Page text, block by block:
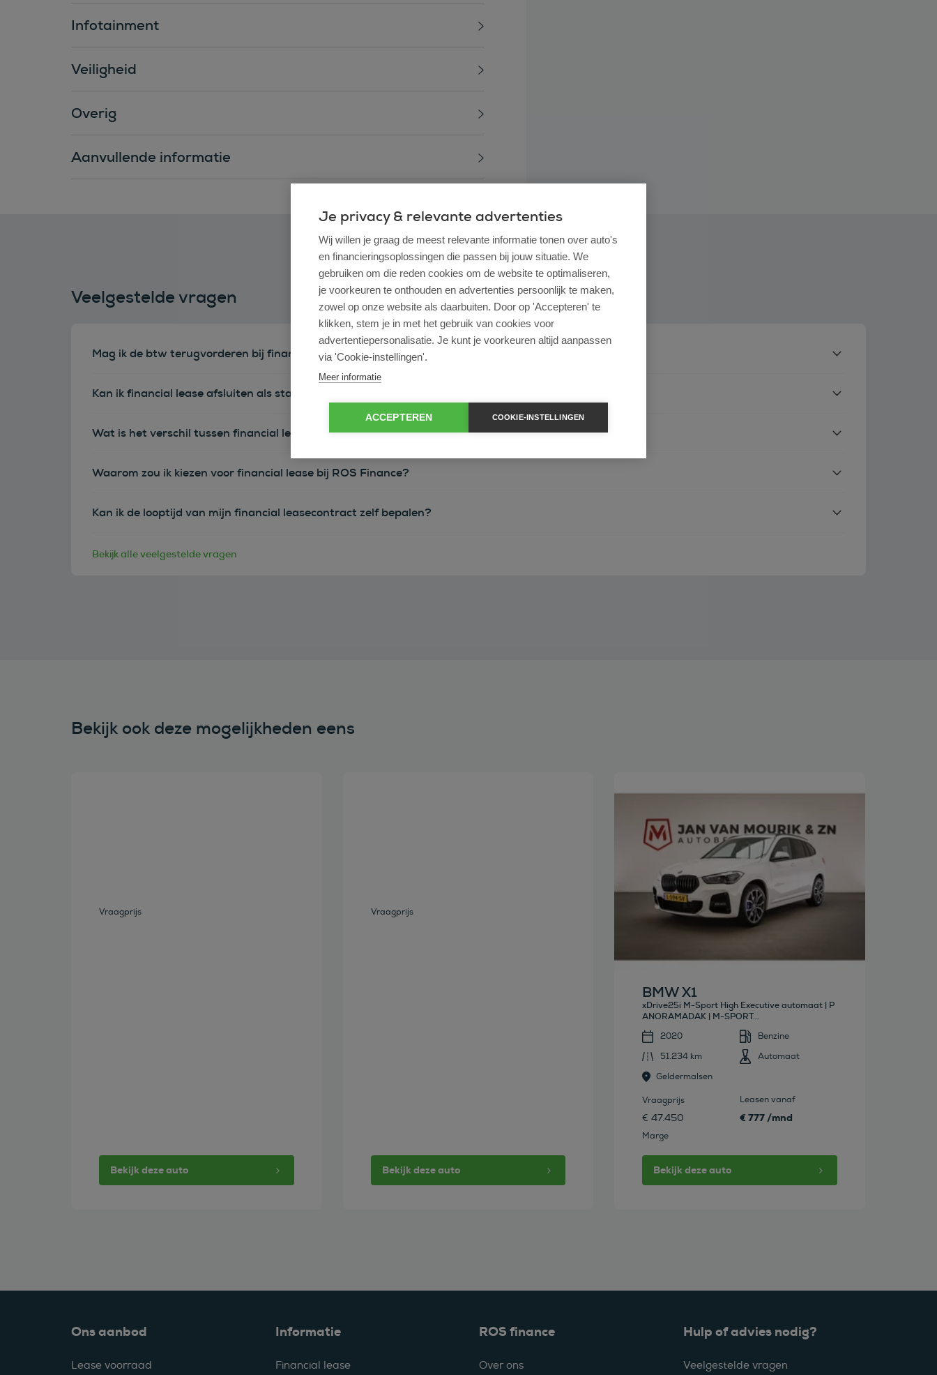
Infotainment
Veiligheid
Overig
Aanvullende informatie
Veelgestelde vragen
Mag ik de btw terugvorderen bij financial lease?
Kan ik financial lease afsluiten als startende ondernemer?
Wat is het verschil tussen financial lease en operational lease?
Waarom zou ik kiezen voor financial lease bij ROS Finance?
Kan ik de looptijd van mijn financial leasecontract zelf bepalen?
Bekijk alle veelgestelde vragen
Bekijk ook deze mogelijkheden eens
Vraagprijs
Bekijk deze auto
Vraagprijs
Bekijk deze auto
Bekijk deze auto
BMW X1
xDrive25i M-Sport High Executive automaat | P
ANORAMADAK | M-SPORT...
2020
Benzine
51.234 km
Automaat
Geldermalsen
Vraagprijs
€ 47.450
Marge
Leasen vanaf
€ 777 /mnd
Bekijk deze auto
Ons aanbod
Lease voorraad
Informatie
Financial lease
ROS finance
Over ons
Hulp of advies nodig?
Veelgestelde vragen
Je privacy & relevante advertenties
Wij willen je graag de meest relevante informatie tonen over auto's
en financieringsoplossingen die passen bij jouw situatie. We
gebruiken om die reden cookies om de website te optimaliseren,
je voorkeuren te onthouden en advertenties persoonlijk te maken,
zowel op onze website als daarbuiten. Door op 'Accepteren' te
klikken, stem je in met het gebruik van cookies voor
advertentiepersonalisatie. Je kunt je voorkeuren altijd aanpassen
via 'Cookie-instellingen'.
Meer informatie
ACCEPTEREN COOKIE-INSTELLINGEN